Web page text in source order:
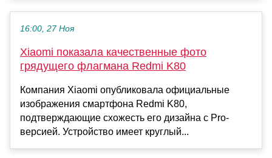
16:00, 27 Ноя
Xiaomi показала качественные фото
грядущего флагмана Redmi K80
Компания Xiaomi опубликовала официальные
изображения смартфона Redmi K80,
подтверждающие схожесть его дизайна с Pro-
версией. Устройство имеет круглый...